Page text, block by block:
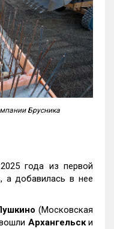
Брусника
года из первой
, а добавилась в нее
(Московская
Архангельски